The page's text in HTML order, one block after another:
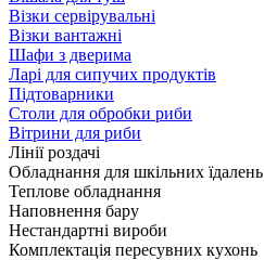
Візки сервірувальні
Візки вантажні
Шафи з дверима
Ларі для сипучих продуктів
Підтоварники
Столи для обробки риби
Вітрини для риби
Лінії роздачі
Обладнання для шкільних їдалень
Теплове обладнання
Наповнення бару
Нестандартні вироби
Комплектація пересувних кухонь